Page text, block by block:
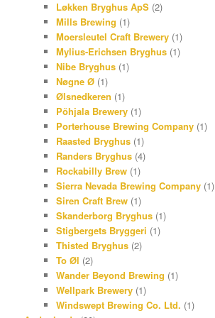
Løkken Bryghus ApS (2)
Mills Brewing (1)
Moersleutel Craft Brewery (1)
Mylius-Erichsen Bryghus (1)
Nibe Bryghus (1)
Nøgne Ø (1)
Ølsnedkeren (1)
Põhjala Brewery (1)
Porterhouse Brewing Company (1)
Raasted Bryghus (1)
Randers Bryghus (4)
Rockabilly Brew (1)
Sierra Nevada Brewing Company (1)
Siren Craft Brew (1)
Skanderborg Bryghus (1)
Stigbergets Bryggeri (1)
Thisted Bryghus (2)
To Øl (2)
Wander Beyond Brewing (1)
Wellpark Brewery (1)
Windswept Brewing Co. Ltd. (1)